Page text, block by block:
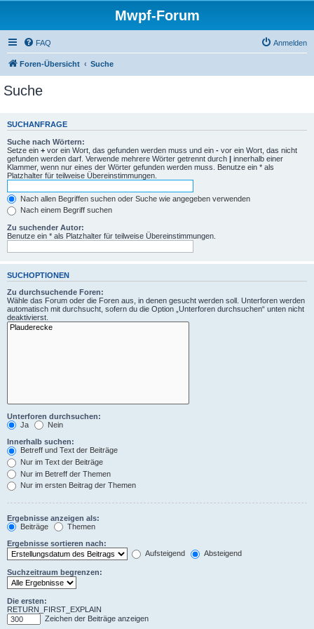
Mwpf-Forum
FAQ Anmelden
Foren-Übersicht Suche
Suche
SUCHANFRAGE
Suche nach Wörtern:
Setze ein + vor ein Wort, das gefunden werden muss und ein - vor ein Wort, das nicht
gefunden werden darf. Verwende mehrere Wörter getrennt durch | innerhalb einer
Klammer, wenn nur eines der Wörter gefunden werden muss. Benutze ein * als
Platzhalter für teilweise Übereinstimmungen.
Nach allen Begriffen suchen oder Suche wie angegeben verwenden
Nach einem Begriff suchen
Zu suchender Autor:
Benutze ein * als Platzhalter für teilweise Übereinstimmungen.
SUCHOPTIONEN
Zu durchsuchende Foren:
Wähle das Forum oder die Foren aus, in denen gesucht werden soll. Unterforen werden
automatisch mit durchsucht, sofern du die Option „Unterforen durchsuchen“ unten nicht
deaktivierst.
Unterforen durchsuchen:
Ja
Nein
Innerhalb suchen:
Betreff und Text der Beiträge
Nur im Text der Beiträge
Nur im Betreff der Themen
Nur im ersten Beitrag der Themen
Ergebnisse anzeigen als:
Beiträge
Themen
Ergebnisse sortieren nach:
Aufsteigend
Absteigend
Suchzeitraum begrenzen:
Die ersten:
RETURN_FIRST_EXPLAIN
Zeichen der Beiträge anzeigen